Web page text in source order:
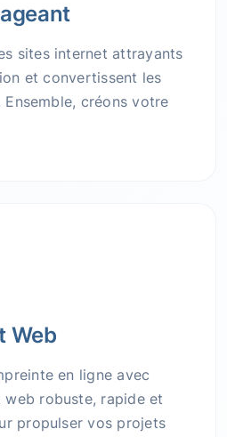
sites internet attrayants
et convertissent les
créons votre
Web
en ligne avec
web robuste, rapide et
propulser vos projets